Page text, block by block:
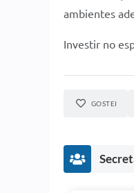
ambientes
Investir no
GOSTEI